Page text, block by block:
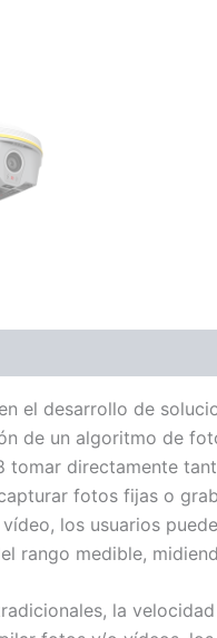
el desarrollo de
de un algoritmo de
tomar directamente
fotos fijas o
los usuarios
rango medible,
la